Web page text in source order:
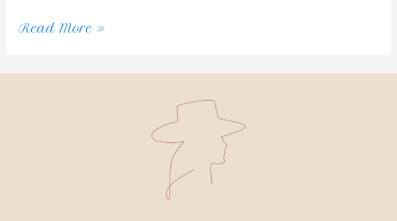
Read More »